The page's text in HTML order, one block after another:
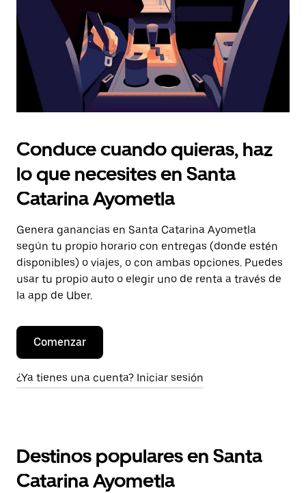
calendario.
Conduce cuando quieras, haz
lo que necesites en Santa
Catarina Ayometla
Genera ganancias en Santa Catarina Ayometla
según tu propio horario con entregas (donde estén
disponibles) o viajes, o con ambas opciones. Puedes
usar tu propio auto o elegir uno de renta a través de
la app de Uber.
Comenzar
¿Ya tienes una cuenta? Iniciar sesión
Destinos populares en Santa
Catarina Ayometla